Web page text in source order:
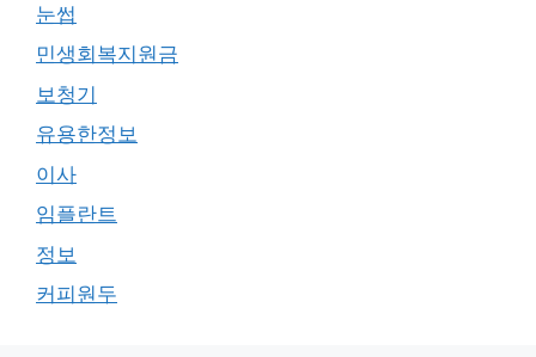
눈썹
민생회복지원금
보청기
유용한정보
이사
임플란트
정보
커피원두